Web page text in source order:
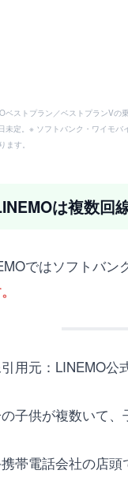
ベストプラン／ベストプランVの
未定。※ ソフトバンク・ワイモ
ます。
は複数回
ではソフトバン
用元：LINEMO公
子供が複数いて
帯電話会社の店